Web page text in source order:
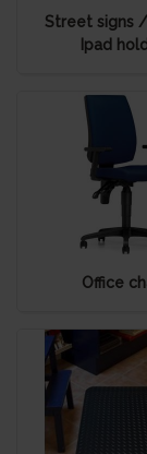
Street signs
Ipad
Office